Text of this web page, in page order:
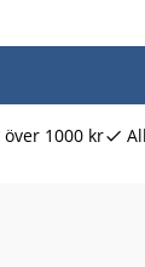
1000 kr